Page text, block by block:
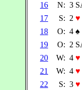
16
N: 3
17
S: 2 ♥
18
O: 4 ♠
19
O: 2
20
W: 4 ♥
21
W: 4 ♥
22
S: 3 ♥